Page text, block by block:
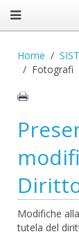
Home
Fotografi
Modifiche
tutela del